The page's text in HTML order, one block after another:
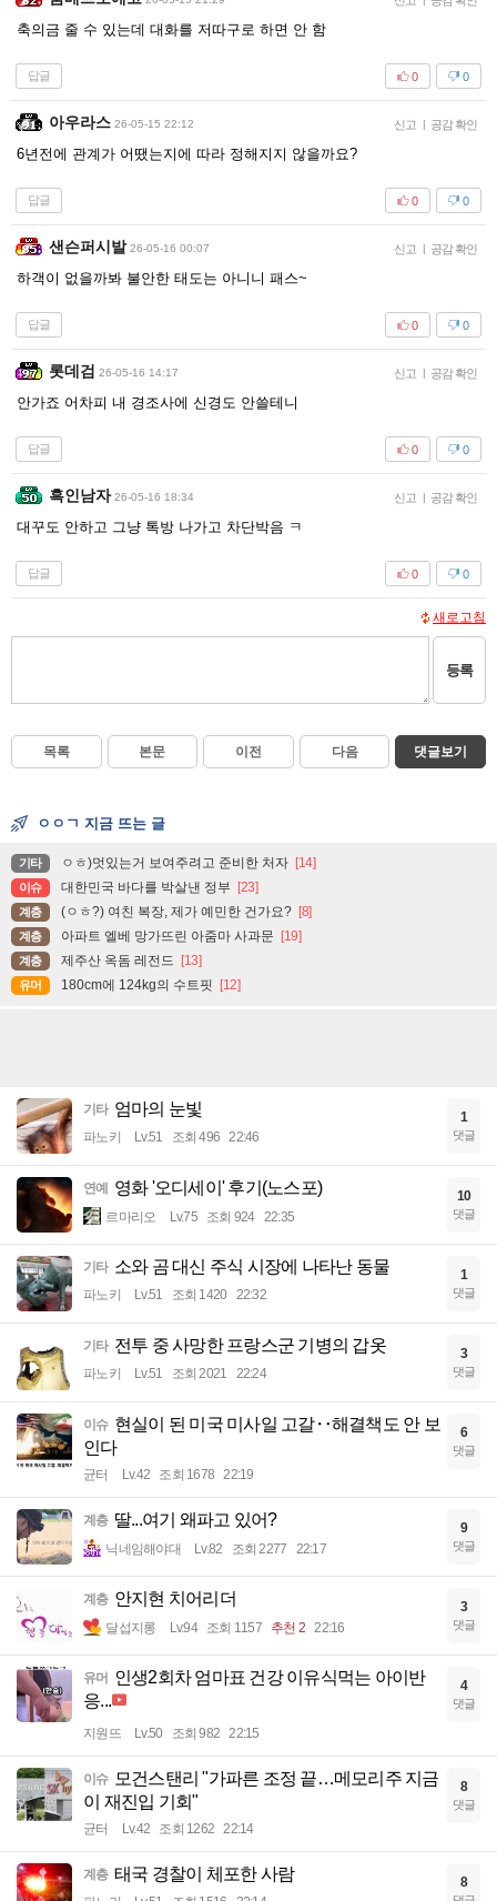
축의금 줄 수 있는데 대화를 저따구로 하면 안 함
답글 0
0
아우라스 26-05-15 22:12 신고 공감 확인
6년전에 관계가 어땠는지에 따라 정해지지 않을까요?
답글 0
0
샌슨퍼시발 26-05-16 00:07 신고 공감 확인
하객이 없을까봐 불안한 태도는 아니니 패스~
답글 0
0
롯데검 26-05-16 14:17 신고 공감 확인
안가죠 어차피 내 경조사에 신경도 안쓸테니
답글 0
0
흑인남자 26-05-16 18:34 신고 공감 확인
대꾸도 안하고 그냥 톡방 나가고 차단박음 ㅋ
답글 0
0
새로고침
등록
목록 본문 이전 다음 댓글보기
ㅇㅇㄱ 지금 뜨는 글
기타 ㅇㅎ)멋있는거 보여주려고 준비한 처자 [14]
이슈 대한민국 바다를 박살낸 정부 [23]
계층 (ㅇㅎ?) 여친 복장, 제가 예민한 건가요? [8]
계층 아파트 엘베 망가뜨린 아줌마 사과문 [19]
계층 제주산 옥돔 레전드 [13]
유머 180cm에 124kg의 수트핏 [12]
기타 엄마의 눈빛
파노키 Lv.51 조회 496 22:46
1
댓글
연예 영화 '오디세이' 후기(노스포)
르마리오 Lv.75 조회 924 22:35
10
댓글
기타 소와 곰 대신 주식 시장에 나타난 동물
파노키 Lv.51 조회 1420 22:32
1
댓글
기타 전투 중 사망한 프랑스군 기병의 갑옷
파노키 Lv.51 조회 2021 22:24
3
댓글
이슈 현실이 된 미국 미사일 고갈‥해결책도 안 보
인다
균터 Lv.42 조회 1678 22:19
6
댓글
계층 딸...여기 왜파고 있어?
닉네임해야대 Lv.82 조회 2277 22:17
9
댓글
계층 안지현 치어리더
달섭지롱 Lv.94 조회 1157 추천 2 22:16
3
댓글
유머 인생2회차 엄마표 건강 이유식먹는 아이반
응...
지원뜨 Lv.50 조회 982 22:15
4
댓글
이슈 모건스탠리 "가파른 조정 끝…메모리주 지금
이 재진입 기회"
균터 Lv.42 조회 1262 22:14
8
댓글
계층 태국 경찰이 체포한 사람 8